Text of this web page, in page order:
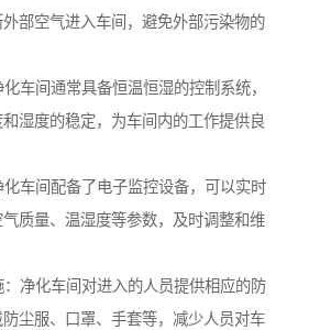
部空气进入车间，避免外部污染物的
车间通常具备恒温恒湿的控制系统，
湿度的稳定，为车间内的工作提供良
车间配备了电子监控设备，可以实时
质量、温湿度等参数，及时调整和维
净化车间对进入的人员提供相应的防
尘服、口罩、手套等，减少人员对车